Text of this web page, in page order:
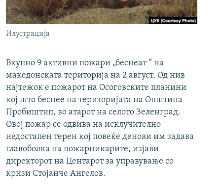
РСЕ веб страници
Илустрација
Вкупно 9 активни пожари „беснеат “ на
македонската територија на 2 август. Од нив
најтежок е пожарот на Осоговските планини
кој што беснее на територијата на Општина
Пробиштип, во атарот на селото Зеленград.
Овој пожар се одвива на исклучително
недостапен терен кој повеќе денови им задава
главоболка на пожарникарите, изјави
директорот на Центарот за управување со
кризи Стојанче Ангелов.